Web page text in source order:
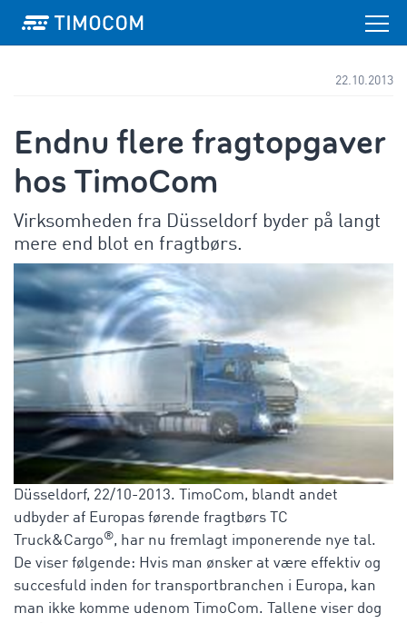
22.10.2013
Endnu flere fragtopgaver
hos TimoCom
Virksomheden fra Düsseldorf byder på langt
mere end blot en fragtbørs.
Düsseldorf, 22/10-2013. TimoCom, blandt andet
udbyder af Europas førende fragtbørs TC
Truck&Cargo®, har nu fremlagt imponerende nye tal.
De viser følgende: Hvis man ønsker at være effektiv og
succesfuld inden for transportbranchen i Europa, kan
man ikke komme udenom TimoCom. Tallene viser dog